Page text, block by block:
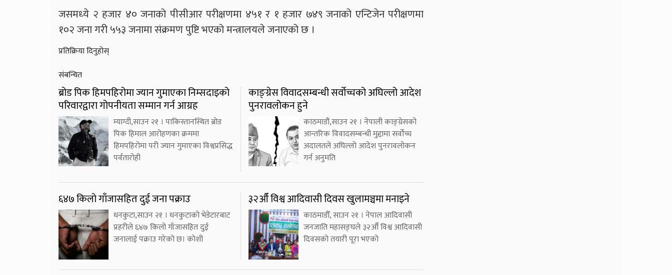
जसमध्‍ये २ हजार ४० जनाको पीसीआर परीक्षणमा ४५१ र १ हजार ७४९ जनाको एन्टिजेन परीक्षणमा
१०२ जना गरी ५५३ जनामा संक्रमण पुष्टि भएको मन्त्रालयले जनाएको छ ।
प्रतिक्रिया दिनुहोस्
संबन्धित
ब्रोड पिक हिमपहिरोमा ज्यान गुमाएका निम्सदाइको
परिवारद्वारा गोपनीयता सम्मान गर्न आग्रह
म्याग्दी,साउन २१ । पाकिस्तानस्थित ब्रोड
पिक हिमाल आरोहणका क्रममा
हिमपहिरोमा परी ज्यान गुमाएका विश्वप्रसिद्ध
पर्वतारोही
काङ्ग्रेस विवादसम्बन्धी सर्वोच्चको अघिल्लो आदेश
पुनरावलोकन हुने
काठमाडौं,साउन २१ । नेपाली काङ्ग्रेसको
आन्तरिक विवादसम्बन्धी मुद्दामा सर्वोच्च
अदालतले अघिल्लो आदेश पुनरावलोकन
गर्न अनुमति
६४७ किलो गाँजासहित दुई जना पक्राउ
धनकुटा,साउन २१ । धनकुटाको भेडेटारबाट
प्रहरीले ६४७ किलो गाँजासहित दुई
जनालाई पक्राउ गरेको छ। कोशी
३२औँ विश्व आदिवासी दिवस खुलामञ्चमा मनाइने
काठमाडौँ, साउन २१ । नेपाल आदिवासी
जनजाति महासङ्घले ३२औँ विश्व आदिवासी
दिवसको तयारी पूरा भएको